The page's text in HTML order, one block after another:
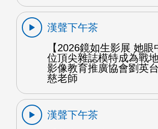
漢聲下午茶
【2026鏡如生影展 她
位頂尖雜誌模特成為戰
影像教育推廣協會劉英
慈老師
漢聲下午茶